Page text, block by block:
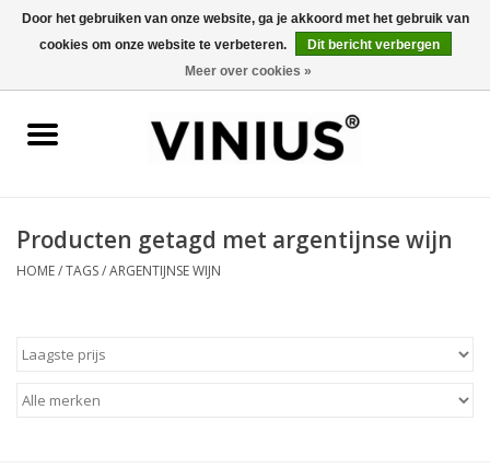
0 Artikelen - €0,00
Wijn per kleur/soort
Wijnproeverij
Over Vinius
Producten getagd met argentijnse wijn
HOME/TAGS/ARGENTIJNSE WIJN
Door het gebruiken van onze website, ga je akkoord met het gebruik van
cookies om onze website te verbeteren.
Dit bericht verbergen
Meer over cookies »